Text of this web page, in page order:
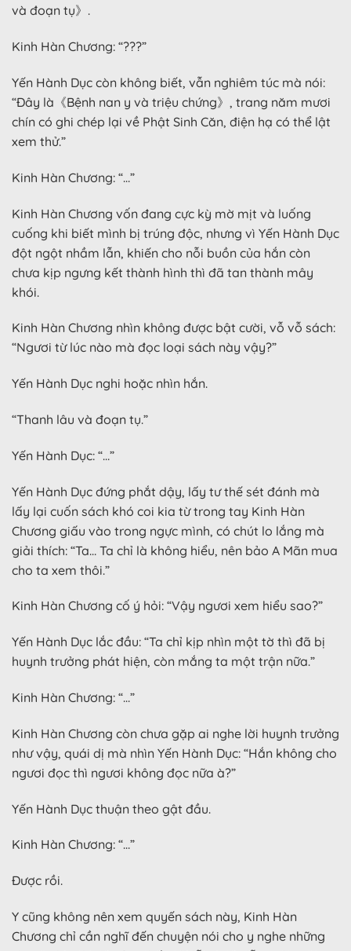
và đoạn tụ》.
Kinh Hàn Chương: “???”
Yến Hành Dục còn không biết, vẫn nghiêm túc mà nói:
“Đây là《Bệnh nan y và triệu chứng》, trang năm mươi
chín có ghi chép lại về Phật Sinh Căn, điện hạ có thể lật
xem thử.”
Kinh Hàn Chương: “…”
Kinh Hàn Chương vốn đang cực kỳ mờ mịt và luống
cuống khi biết mình bị trúng độc, nhưng vì Yến Hành Dục
đột ngột nhầm lẫn, khiến cho nỗi buồn của hắn còn
chưa kịp ngưng kết thành hình thì đã tan thành mây
khói.
Kinh Hàn Chương nhìn không được bật cười, vỗ vỗ sách:
“Ngươi từ lúc nào mà đọc loại sách này vậy?”
Yến Hành Dục nghi hoặc nhìn hắn.
“Thanh lâu và đoạn tụ.”
Yến Hành Dục: “…”
Yến Hành Dục đứng phắt dậy, lấy tư thế sét đánh mà
lấy lại cuốn sách khó coi kia từ trong tay Kinh Hàn
Chương giấu vào trong ngực mình, có chút lo lắng mà
giải thích: “Ta… Ta chỉ là không hiểu, nên bảo A Mãn mua
cho ta xem thôi.”
Kinh Hàn Chương cố ý hỏi: “Vậy ngươi xem hiểu sao?”
Yến Hành Dục lắc đầu: “Ta chỉ kịp nhìn một tờ thì đã bị
huynh trưởng phát hiện, còn mắng ta một trận nữa.”
Kinh Hàn Chương: “…”
Kinh Hàn Chương còn chưa gặp ai nghe lời huynh trưởng
như vậy, quái dị mà nhìn Yến Hành Dục: “Hắn không cho
ngươi đọc thì ngươi không đọc nữa à?”
Yến Hành Dục thuận theo gật đầu.
Kinh Hàn Chương: “…”
Được rồi.
Y cũng không nên xem quyến sách này, Kinh Hàn
Chương chỉ cần nghĩ đến chuyện nói cho y nghe những